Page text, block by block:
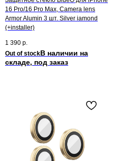
16 Pro/16 Pro Max, Camera lens
Armor Alumin 3 шт. Silver iamond
(+installer)
1 390 р.
Out of stock